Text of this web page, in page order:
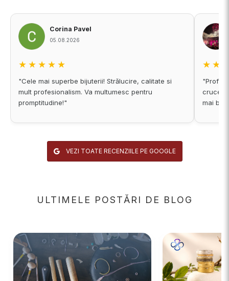
Corina Pavel
05.08.2026
★★★★★
"Cele mai superbe bijuterii! Strălucire, calitate si
mult profesionalism. Va multumesc pentru
promptitudine!"
cruce
mai
VEZI TOATE RECENZIILE PE GOOGLE
ULTIMELE POSTĂRI DE BLOG